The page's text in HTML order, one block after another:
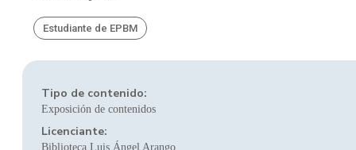
Estudiante de EPBM
Tipo de contenido:
Exposición de contenidos
Licenciante:
Biblioteca Luis Ángel Arango